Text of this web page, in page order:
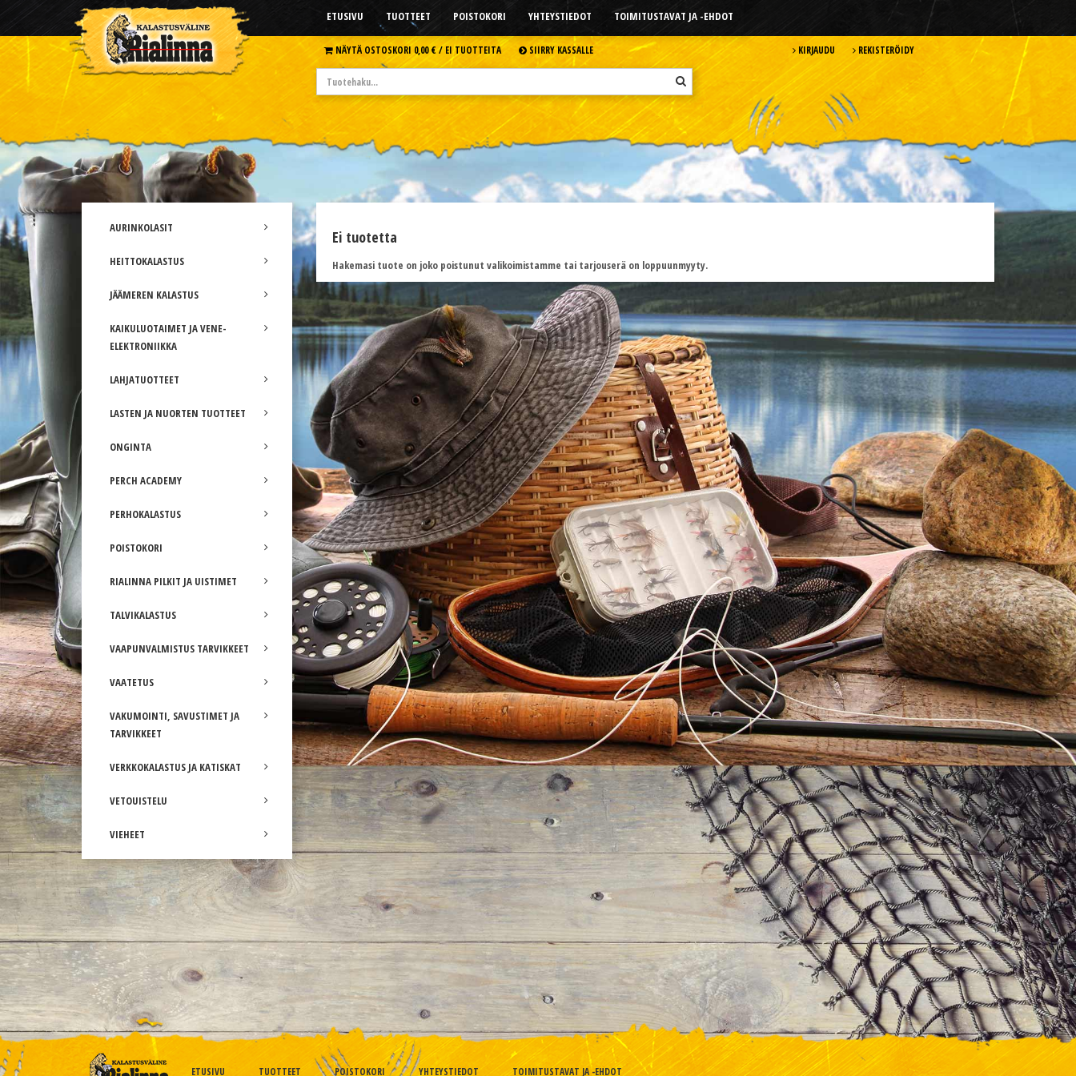
ETUSIVU TUOTTEET POISTOKORI YHTEYSTIEDOT TOIMITUSTAVAT JA -EHDOT
NÄYTÄ OSTOSKORI 0,00 € /EI TUOTTEITA SIIRRY KASSALLE KIRJAUDU REKISTERÖIDY
AURINKOLASIT
HEITTOKALASTUS
JÄÄMEREN KALASTUS
KAIKULUOTAIMET JA VENE-
ELEKTRONIIKKA
LAHJATUOTTEET
LASTEN JA NUORTEN TUOTTEET
ONGINTA
PERCH ACADEMY
PERHOKALASTUS
POISTOKORI
RIALINNA PILKIT JA UISTIMET
TALVIKALASTUS
VAAPUNVALMISTUS TARVIKKEET
VAATETUS
VAKUMOINTI, SAVUSTIMET JA
TARVIKKEET
VERKKOKALASTUS JA KATISKAT
VETOUISTELU
VIEHEET
Ei tuotetta
Hakemasi tuote on joko poistunut valikoimistamme tai tarjouserä on loppuunmyyty.
ETUSIVU TUOTTEET POISTOKORI YHTEYSTIEDOT TOIMITUSTAVAT JA -EHDOT